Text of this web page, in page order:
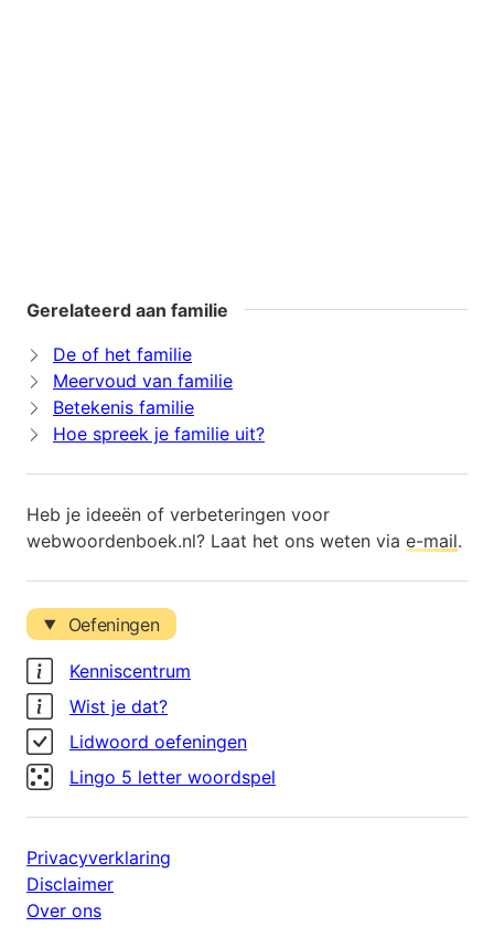
Gerelateerd aan familie
De of het familie
Meervoud van familie
Betekenis familie
Hoe spreek je familie uit?
Heb je ideeën of verbeteringen voor
webwoordenboek.nl? Laat het ons weten via e-mail.
Oefeningen
Kenniscentrum
Wist je dat?
Lidwoord oefeningen
Lingo 5 letter woordspel
Privacyverklaring
Disclaimer
Over ons